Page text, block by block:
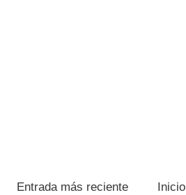
Entrada más reciente Inicio